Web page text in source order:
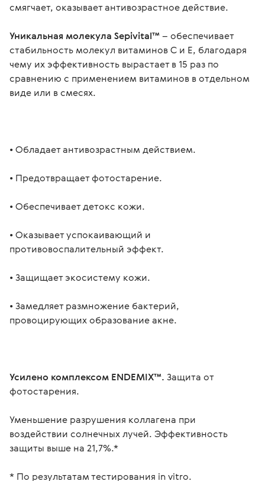
смягчает, оказывает антивозрастное действие.
Уникальная молекула Sepivital™ – обеспечивает
стабильность молекул витаминов С и Е, благодаря
чему их эффективность вырастает в 15 раз по
сравнению с применением витаминов в отдельном
виде или в смесях.
• Обладает антивозрастным действием.
• Предотвращает фотостарение.
• Обеспечивает детокс кожи.
• Оказывает успокаивающий и
противовоспалительный эффект.
• Защищает экосистему кожи.
• Замедляет размножение бактерий,
провоцирующих образование акне.
Усилено комплексом ENDEMIX™. Защита от
фотостарения.
Уменьшение разрушения коллагена при
воздействии солнечных лучей. Эффективность
защиты выше на 21,7%.*
* По результатам тестирования in vitro.